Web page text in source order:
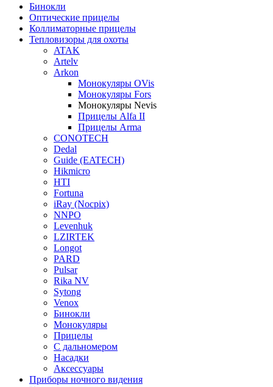
Бинокли
Оптические прицелы
Коллиматорные прицелы
Тепловизоры для охоты
ATAK
Artelv
Arkon
Монокуляры OVis
Монокуляры Fors
Монокуляры Nevis
Прицелы Alfa II
Прицелы Arma
CONOTECH
Dedal
Guide (EATECH)
Hikmicro
HTI
Fortuna
iRay (Nocpix)
NNPO
Levenhuk
LZIRTEK
Longot
PARD
Pulsar
Rika NV
Sytong
Venox
Бинокли
Монокуляры
Прицелы
С дальномером
Насадки
Аксессуары
Приборы ночного видения